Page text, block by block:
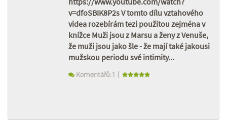
v=dfoSBIK8P2s V tomto dílu vztahového
videa rozebírám tezi použitou zejména v
knížce Muži jsou z Marsu a ženy z Venuše,
že muži jsou jako šle - že mají také jakousi
mužskou periodu své intimity...
Komentářů: 1 |